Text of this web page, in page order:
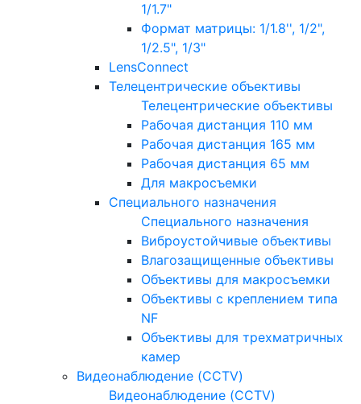
1/1.7"
Формат матрицы: 1/1.8'', 1/2",
1/2.5", 1/3"
LensConnect
Телецентрические объективы
Телецентрические объективы
Рабочая дистанция 110 мм
Рабочая дистанция 165 мм
Рабочая дистанция 65 мм
Для макросъемки
Специального назначения
Специального назначения
Виброустойчивые объективы
Влагозащищенные объективы
Объективы для макросъемки
Объективы с креплением типа
NF
Объективы для трехматричных
камер
Видеонаблюдение (CCTV)
Видеонаблюдение (CCTV)